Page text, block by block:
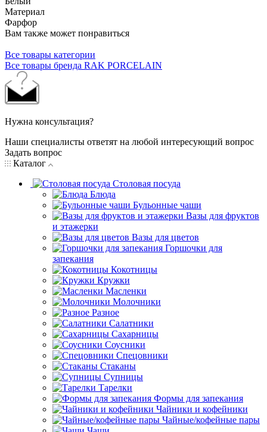
Материал
Фарфор
Вам также может понравиться
Все товары категории
Все товары бренда RAK PORCELAIN
Нужна консультация?
Наши специалисты ответят на любой интересующий вопрос
Задать вопрос
Каталог
Столовая посуда
Блюда
Бульонные чаши
Вазы для фруктов
и этажерки
Вазы для цветов
Горшочки для
запекания
Кокотницы
Кружки
Масленки
Молочники
Разное
Салатники
Сахарницы
Соусники
Спецовники
Стаканы
Супницы
Тарелки
Формы для запекания
Чайники и кофейники
Чайные/кофейные пары